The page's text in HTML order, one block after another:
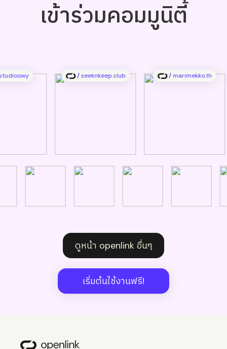
เข้าร่วมคอมมูนิตี้
/ seeknkeep.club / marimekko.th
ดูหน้า openlink อื่นๆ
เริ่มต้นใช้งานฟรี!